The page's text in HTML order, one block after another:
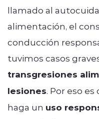
llamado al
alimentación, el
conducción
tuvimos casos
transgresiones
lesiones. Por eso
haga un uso